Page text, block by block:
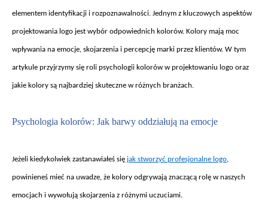
elementem identyfikacji i rozpoznawalności. Jednym z kluczowych aspektów
projektowania logo jest wybór odpowiednich kolorów. Kolory mają moc
wpływania na emocje, skojarzenia i percepcję marki przez klientów. W tym
artykule przyjrzymy się roli psychologii kolorów w projektowaniu logo oraz
jakie kolory są najbardziej skuteczne w różnych branżach.
Psychologia kolorów: Jak barwy oddziałują na emocje
Jeżeli kiedykolwiek zastanawiałeś się jak stworzyć profesjonalne logo,
powinieneś mieć na uwadze, że kolory odgrywają znaczącą rolę w naszych
emocjach i wywołują skojarzenia z różnymi uczuciami.